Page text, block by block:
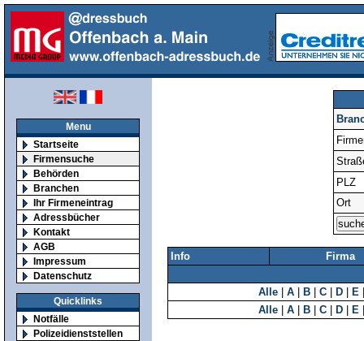
Menu
Startseite
Firmensuche
Behörden
Branchen
Ihr Firmeneintrag
Adressbücher
Kontakt
AGB
Impressum
Datenschutz
Quicklinks
Notfälle
Polizeidienststellen
PLZ
Ort
Info Firma
Alle A B C D E
Alle
A B C D E